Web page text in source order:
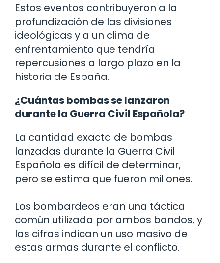
Estos eventos contribuyeron a la
profundización de las divisiones
ideológicas y a un clima de
enfrentamiento que tendría
repercusiones a largo plazo en la
historia de España.
¿Cuántas bombas se lanzaron
durante la Guerra Civil Española?
La cantidad exacta de bombas
lanzadas durante la Guerra Civil
Española es difícil de determinar,
pero se estima que fueron millones.
Los bombardeos eran una táctica
común utilizada por ambos bandos, y
las cifras indican un uso masivo de
estas armas durante el conflicto.